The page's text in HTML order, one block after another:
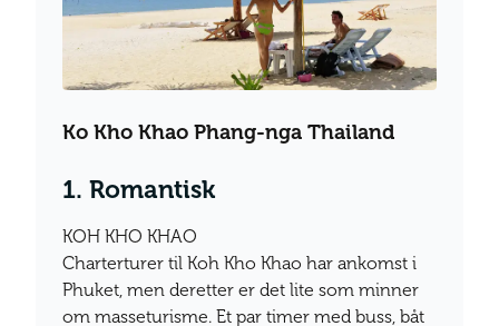
Ko Kho Khao Phang-nga Thailand
1. Romantisk
KOH KHO KHAO
Charterturer til Koh Kho Khao har ankomst i
Phuket, men deretter er det lite som minner
om masseturisme. Et par timer med buss, båt